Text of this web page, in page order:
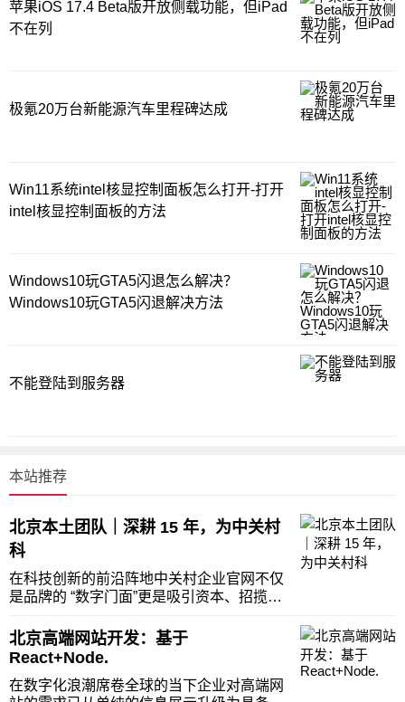
苹果iOS 17.4 Beta版开放侧载功能，但iPad
不在列
极氪20万台新能源汽车里程碑达成
Win11系统intel核显控制面板怎么打开-打开
intel核显控制面板的方法
Windows10玩GTA5闪退怎么解决？
Windows10玩GTA5闪退解决方法
不能登陆到服务器
本站推荐
北京本土团队｜深耕 15 年，为中关村
科
在科技创新的前沿阵地中关村企业官网不仅
是品牌的 “数字门面”更是吸引资本、招揽人
年的本土团队我们深谙科技企业发展需求以
丰富的行业经验与前沿技术为中关村企业量
企
北京高端网站开发：基于
React+Node.
在数字化浪潮席卷全球的当下企业对高端网